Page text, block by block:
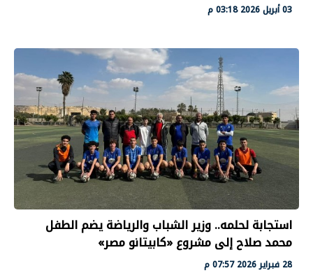
03 أبريل 2026 03:18 م
استجابة لحلمه.. وزير الشباب والرياضة يضم الطفل
محمد صلاح إلى مشروع «كابيتانو مصر»
28 فبراير 2026 07:57 م